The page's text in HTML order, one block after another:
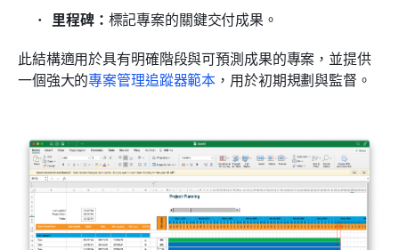
里程碑： 標記專案的關鍵交付成果。
此結構適用於具有明確階段與可預測成果的專案，並提供
一個強大的專案管理追蹤器範本 ，用於初期規劃與監督。